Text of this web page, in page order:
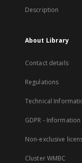
Description
About Library
Contact details
Regulations
Technical
GDPR - Information
Non-exclusive
Cluster WMBC